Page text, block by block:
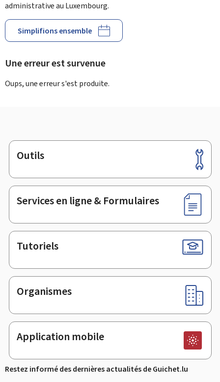
administrative au Luxembourg.
Simplifions ensemble
Une erreur est survenue
Oups, une erreur s'est produite.
Pied
de
page
Outils
Services en ligne & Formulaires
Tutoriels
Organismes
Application mobile
Restez informé des dernières actualités de Guichet.lu